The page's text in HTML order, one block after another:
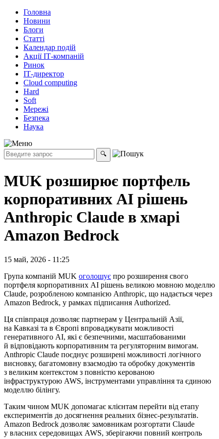
Головна
Новини
Блоги
Статті
Календар подій
Акції ІТ-компаній
Ринок
ІТ-директор
Cloud computing
Hard
Soft
Мережі
Безпека
Наука
MUK розширює портфель
корпоративних AI рішень
Anthropic Claude в хмарі
Amazon Bedrock
15 май, 2026 - 11:25
Група компаній MUK оголошує про розширення свого
портфеля корпоративних AI рішень великою мовною моделлю
Claude, розробленою компанією Anthropic, що надається через
Amazon Bedrock, у рамках підписання Authorized.
Ця співпраця дозволяє партнерам у Центральній Азії,
на Кавказі та в Європі впроваджувати можливості
генеративного AI, які є безпечними, масштабованими
й відповідають корпоративним та регуляторним вимогам.
Anthropic Claude поєднує розширені можливості логічного
висновку, багатомовну взаємодію та обробку документів
з великим контекстом з повністю керованою
інфраструктурою AWS, інструментами управління та єдиною
моделлю білінгу.
Таким чином MUK допомагає клієнтам перейти від етапу
експериментів до досягнення реальних бізнес-результатів.
Amazon Bedrock дозволяє замовникам розгортати Claude
у власних середовищах AWS, зберігаючи повний контроль